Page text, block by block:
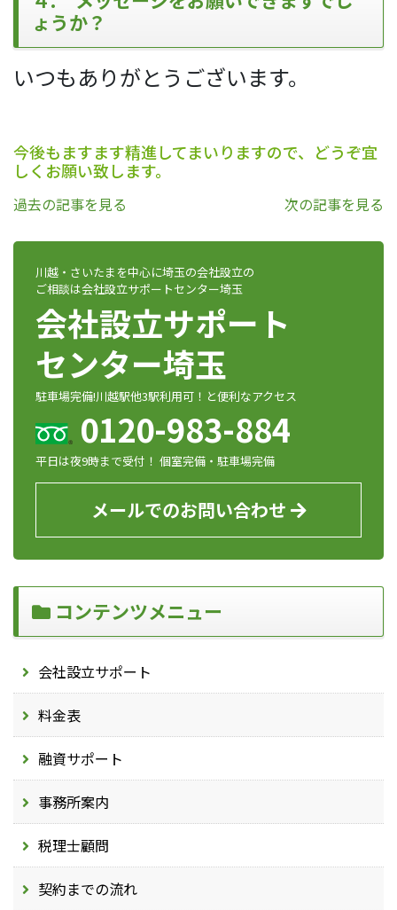
川越・さいたまを中心に埼玉の会社設立の
ご相談は会社設立サポートセンター埼玉
会社設立サポート
センター埼玉
駐車場完備!川越駅他3駅利用可！と便利なアクセス
0120-983-884
平日は夜9時まで受付！ 個室完備・駐車場完備
メールでのお問い合わせ
コンテンツメニュー
会社設立サポート
料金表
融資サポート
事務所案内
税理士顧問
契約までの流れ
ょうか？
いつもありがとうございます。
今後もますます精進してまいりますので、どうぞ宜
しくお願い致します。
過去の記事を見る 次の記事を見る